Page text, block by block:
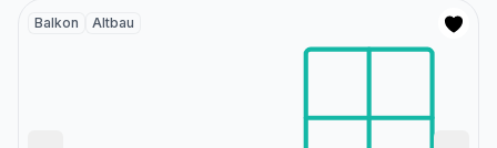
Balkon Altbau